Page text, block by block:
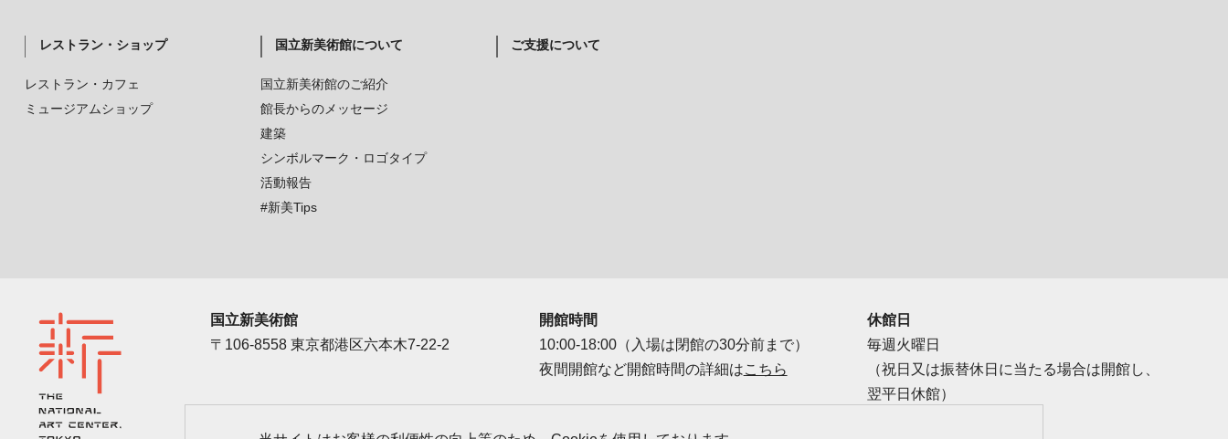
レストラン・ショップ
レストラン・カフェ
ミュージアムショップ
国立新美術館について
国立新美術館のご紹介
館長からのメッセージ
建築
シンボルマーク・ロゴタイプ
活動報告
#新美Tips
ご支援について
国立新美術館
〒106-8558 東京都港区六本木7-22-2
開館時間
10:00-18:00（入場は閉館の30分前まで）
夜間開館など開館時間の詳細はこちら
休館日
毎週火曜日
（祝日又は振替休日に当たる場合は開館し、
翌平日休館）
アクセス カレンダー